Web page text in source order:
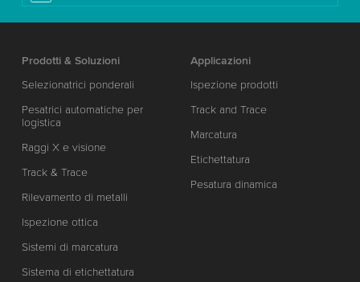
Prodotti & Soluzioni
Selezionatrici ponderali
Pesatrici automatiche per
logistica
Raggi X e visione
Track & Trace
Rilevamento di metalli
Ispezione ottica
Sistemi di marcatura
Sistema di etichettatura
Applicazioni
Ispezione prodotti
Track and Trace
Marcatura
Etichettatura
Pesatura dinamica